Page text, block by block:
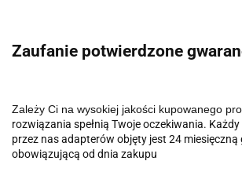
Zaufanie potwierdzone
Zależy Ci na wysokiej jakości kupowanego
rozwiązania spełnią Twoje oczekiwania.
przez nas adapterów objęty jest 24 miesięczną
obowiązującą od dnia zakupu